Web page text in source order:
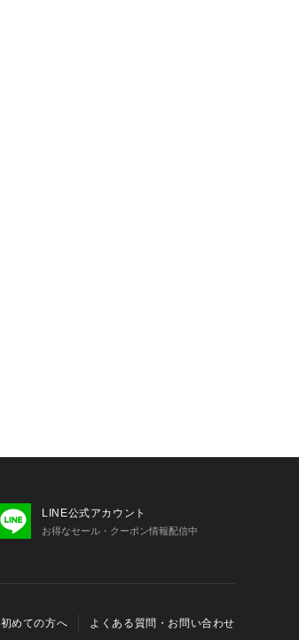
LINE公式アカウント
お得なセール・クーポン情報配信中
初めての方へ よくある質問・お問い合わせ